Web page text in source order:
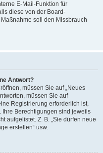
E-Mail-Funktion für
diese von der Board-
soll den Missbrauch
Antwort?
müssen Sie auf „Neues
müssen Sie auf
Registrierung erforderlich ist,
Berechtigungen sind jeweils
aufgelistet. Z. B. „Sie dürfen neue
erstellen“ usw.